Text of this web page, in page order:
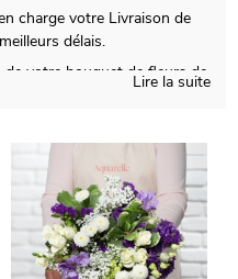
charge votre Livraison de
délais.
de votre bouquet de fleurs de
sera prise, une fois le
servant à son transport.
de manière à ce que vous
que nous avons composé
commandé. C’est alors
Rendez votre présent
Lire la suite